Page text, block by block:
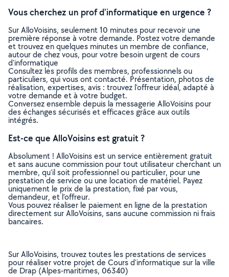
Vous cherchez un prof d'informatique en urgence ?
Sur AlloVoisins, seulement 10 minutes pour recevoir une
première réponse à votre demande. Postez votre demande
et trouvez en quelques minutes un membre de confiance,
autour de chez vous, pour votre besoin urgent de cours
d'informatique
Consultez les profils des membres, professionnels ou
particuliers, qui vous ont contacté. Présentation, photos de
réalisation, expertises, avis : trouvez l'offreur idéal, adapté à
votre demande et à votre budget.
Conversez ensemble depuis la messagerie AlloVoisins pour
des échanges sécurisés et efficaces grâce aux outils
intégrés.
Est-ce que AlloVoisins est gratuit ?
Absolument ! AlloVoisins est un service entièrement gratuit
et sans aucune commission pour tout utilisateur cherchant un
membre, qu’il soit professionnel ou particulier, pour une
prestation de service ou une location de matériel. Payez
uniquement le prix de la prestation, fixé par vous,
demandeur, et l’offreur.
Vous pouvez réaliser le paiement en ligne de la prestation
directement sur AlloVoisins, sans aucune commission ni frais
bancaires.
Sur AlloVoisins, trouvez toutes les prestations de services
pour réaliser votre projet de Cours d'informatique sur la ville
de Drap (Alpes-maritimes, 06340)